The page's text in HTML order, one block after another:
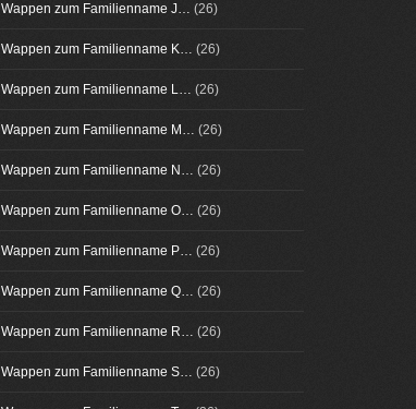
Wappen zum Familienname J… (26)
Wappen zum Familienname K… (26)
Wappen zum Familienname L… (26)
Wappen zum Familienname M… (26)
Wappen zum Familienname N… (26)
Wappen zum Familienname O… (26)
Wappen zum Familienname P… (26)
Wappen zum Familienname Q… (26)
Wappen zum Familienname R… (26)
Wappen zum Familienname S… (26)